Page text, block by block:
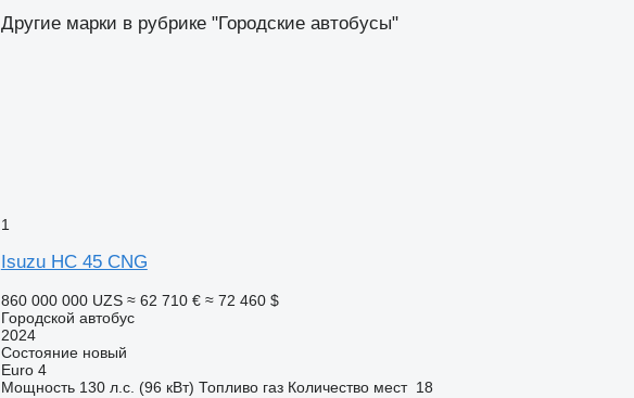
Другие марки в рубрике "Городские автобусы"
1
Isuzu HC 45 CNG
860 000 000 UZS ≈ 62 710 € ≈ 72 460 $
Городской автобус
2024
Состояниеновый
Euro 4
Мощность 130 л.с. (96 кВт) Топливо газ Количество мест 18